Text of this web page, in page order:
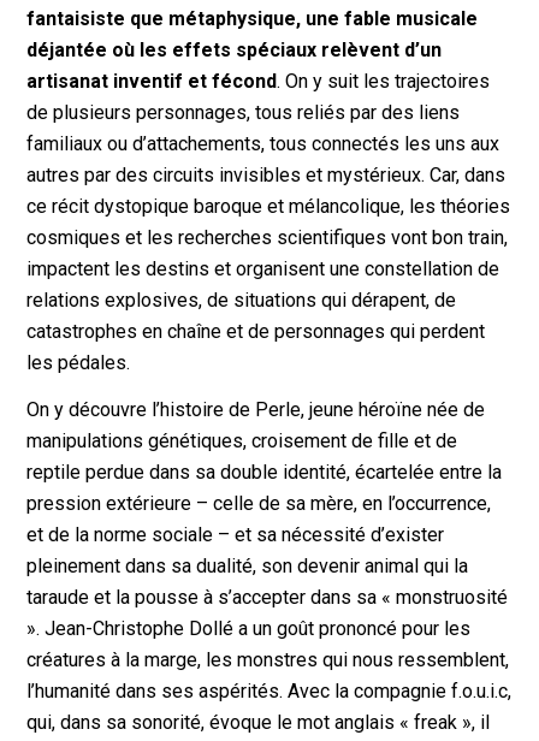
fantaisiste que métaphysique, une fable musicale
déjantée où les effets spéciaux relèvent d’un
artisanat inventif et fécond. On y suit les trajectoires
de plusieurs personnages, tous reliés par des liens
familiaux ou d’attachements, tous connectés les uns aux
autres par des circuits invisibles et mystérieux. Car, dans
ce récit dystopique baroque et mélancolique, les théories
cosmiques et les recherches scientifiques vont bon train,
impactent les destins et organisent une constellation de
relations explosives, de situations qui dérapent, de
catastrophes en chaîne et de personnages qui perdent
les pédales.
On y découvre l’histoire de Perle, jeune héroïne née de
manipulations génétiques, croisement de fille et de
reptile perdue dans sa double identité, écartelée entre la
pression extérieure – celle de sa mère, en l’occurrence,
et de la norme sociale – et sa nécessité d’exister
pleinement dans sa dualité, son devenir animal qui la
taraude et la pousse à s’accepter dans sa « monstruosité
». Jean-Christophe Dollé a un goût prononcé pour les
créatures à la marge, les monstres qui nous ressemblent,
l’humanité dans ses aspérités. Avec la compagnie f.o.u.i.c,
qui, dans sa sonorité, évoque le mot anglais « freak », il